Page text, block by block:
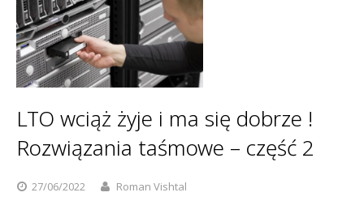
Kerio
Serwery pocztowe
Szkolenia
Kontakt
LTO wciąż żyje i ma się dobrze !
Rozwiązania taśmowe – część 2
27/06/2022
Roman Vishtal